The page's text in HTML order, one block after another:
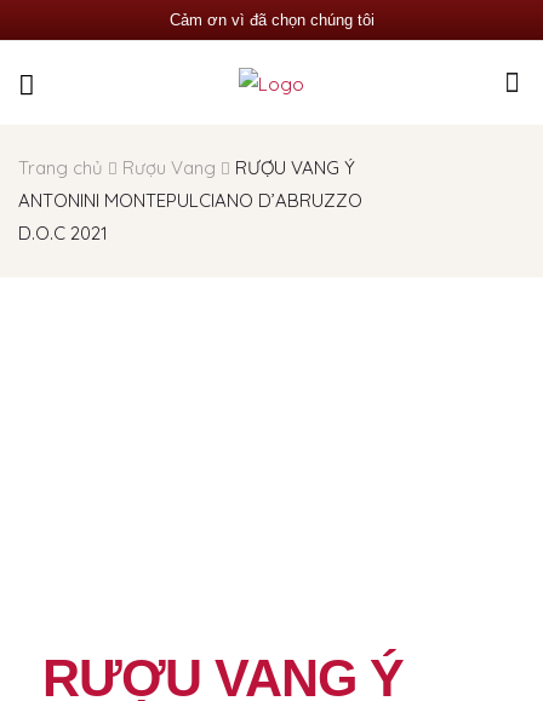
Cảm ơn vì đã chọn chúng tôi
Trang chủ Rượu Vang
RƯỢU VANG Ý
ANTONINI MONTEPULCIANO D’ABRUZZO
D.O.C 2021
RƯỢU VANG Ý